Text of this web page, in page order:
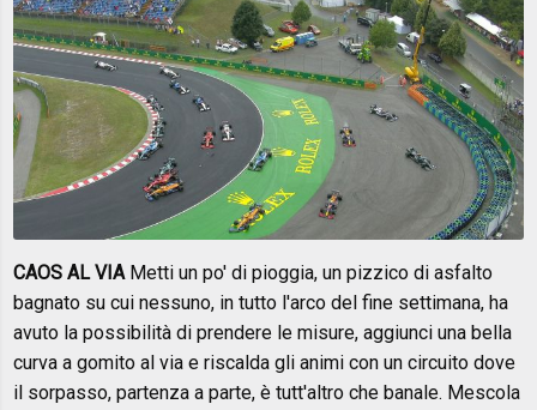
CAOS AL VIAMetti un po' di pioggia, un pizzico di asfalto
bagnato su cui nessuno, in tutto l'arco del fine settimana, ha
avuto la possibilità di prendere le misure, aggiunci una bella
curva a gomito al via e riscalda gli animi con un circuito dove
il sorpasso, partenza a parte, è tutt'altro che banale. Mescola